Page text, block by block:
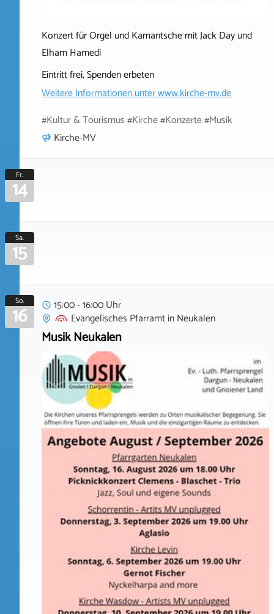
Konzert für Orgel und Kamantsche mit Jack Day und
Elham Hamedi
Eintritt frei, Spenden erbeten
Weitere Informationen unterwww.kirche-mv.de
#Kultur & Tourismus #Kirche #Konzerte #Musik
Kirche-MV
Fr.
14
Sa.
15
So.
16
15:00 - 16:00 Uhr
Evangelisches PfarramtinNeukalen
Musik Neukalen